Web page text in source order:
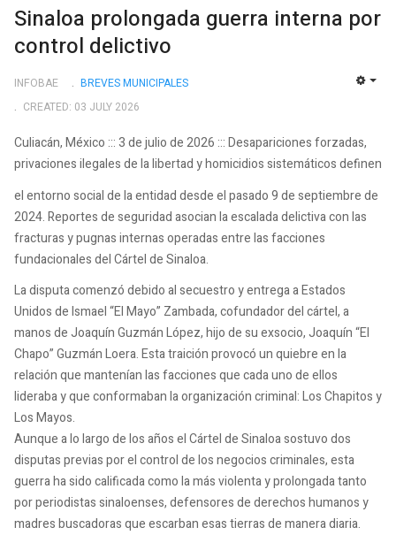
Sinaloa prolongada guerra interna por
control delictivo
INFOBAE
BREVES MUNICIPALES
CREATED: 03 JULY 2026
Culiacán, México ::: 3 de julio de 2026 ::: Desapariciones forzadas,
privaciones ilegales de la libertad y homicidios sistemáticos definen
el entorno social de la entidad desde el pasado 9 de septiembre de
2024. Reportes de seguridad asocian la escalada delictiva con las
fracturas y pugnas internas operadas entre las facciones
fundacionales del Cártel de Sinaloa.
La disputa comenzó debido al secuestro y entrega a Estados
Unidos de Ismael “El Mayo” Zambada, cofundador del cártel, a
manos de Joaquín Guzmán López, hijo de su exsocio, Joaquín “El
Chapo” Guzmán Loera. Esta traición provocó un quiebre en la
relación que mantenían las facciones que cada uno de ellos
lideraba y que conformaban la organización criminal: Los Chapitos y
Los Mayos.
Aunque a lo largo de los años el Cártel de Sinaloa sostuvo dos
disputas previas por el control de los negocios criminales, esta
guerra ha sido calificada como la más violenta y prolongada tanto
por periodistas sinaloenses, defensores de derechos humanos y
madres buscadoras que escarban esas tierras de manera diaria.